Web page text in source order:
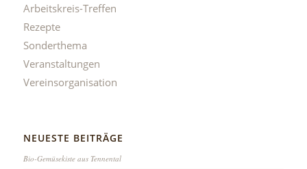
Arbeitskreis-Treffen
Rezepte
Sonderthema
Veranstaltungen
Vereinsorganisation
NEUESTE BEITRÄGE
Bio-Gemüsekiste aus Tennental